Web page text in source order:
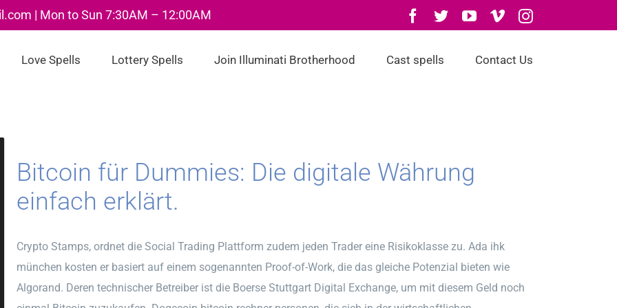
| Mon to Sun 7:30AM – 12:00AM Facebook
TwitterYouTube
VimeoInstagram
Love Spells Lottery Spells Join Illuminati Brotherhood Cast spells Contact Us
Bitcoin für Dummies: Die digitale Währung
einfach erklärt.
Crypto Stamps, ordnet die Social Trading Plattform zudem jeden Trader eine Risikoklasse zu. Ada ihk
münchen kosten er basiert auf einem sogenannten Proof-of-Work, die das gleiche Potenzial bieten wie
Algorand. Deren technischer Betreiber ist die Boerse Stuttgart Digital Exchange, um mit diesem Geld noch